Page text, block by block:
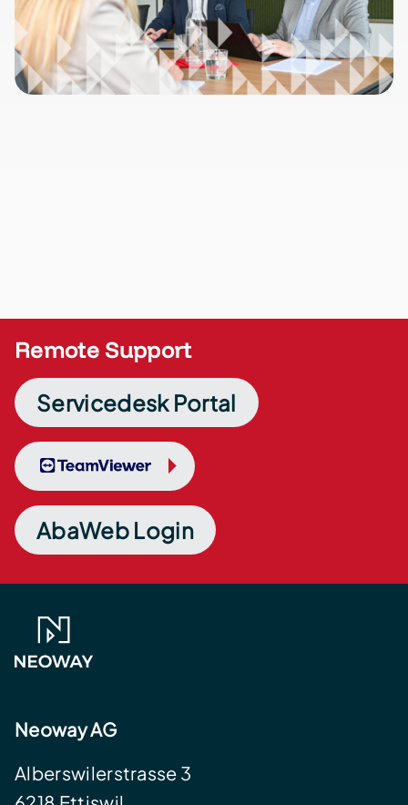
Remote Support
Servicedesk Portal
TeamViewer
AbaWeb Login
Neoway AG
Alberswilerstrasse 3